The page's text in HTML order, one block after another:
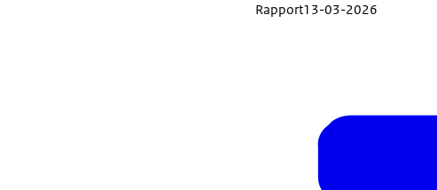
Rapport13-03-2026